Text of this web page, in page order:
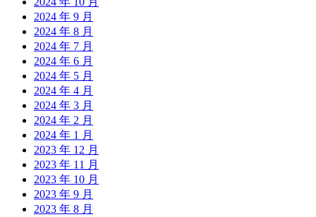
2024 年 9 月
2024 年 8 月
2024 年 7 月
2024 年 6 月
2024 年 5 月
2024 年 4 月
2024 年 3 月
2024 年 2 月
2024 年 1 月
2023 年 12 月
2023 年 11 月
2023 年 10 月
2023 年 9 月
2023 年 8 月